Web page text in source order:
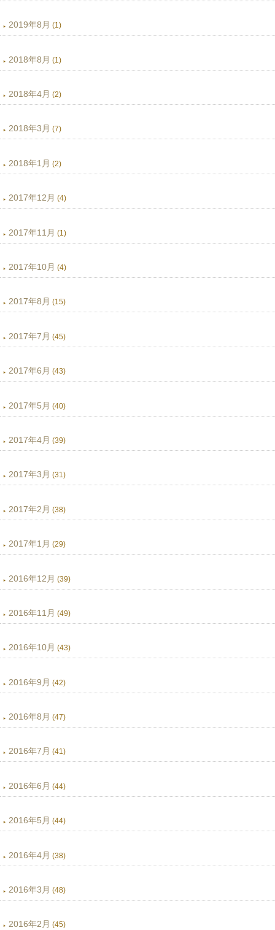
2019年8月 (1)
2018年8月 (1)
2018年4月 (2)
2018年3月 (7)
2018年1月 (2)
2017年12月 (4)
2017年11月 (1)
2017年10月 (4)
2017年8月 (15)
2017年7月 (45)
2017年6月 (43)
2017年5月 (40)
2017年4月 (39)
2017年3月 (31)
2017年2月 (38)
2017年1月 (29)
2016年12月 (39)
2016年11月 (49)
2016年10月 (43)
2016年9月 (42)
2016年8月 (47)
2016年7月 (41)
2016年6月 (44)
2016年5月 (44)
2016年4月 (38)
2016年3月 (48)
2016年2月 (45)